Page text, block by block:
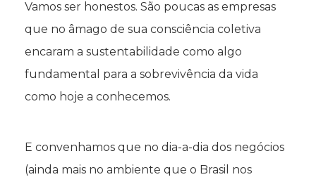
Vamos ser honestos. São poucas as empresas
que no âmago de sua consciência coletiva
encaram a sustentabilidade como algo
fundamental para a sobrevivência da vida
como hoje a conhecemos.
E convenhamos que no dia-a-dia dos negócios
(ainda mais no ambiente que o Brasil nos